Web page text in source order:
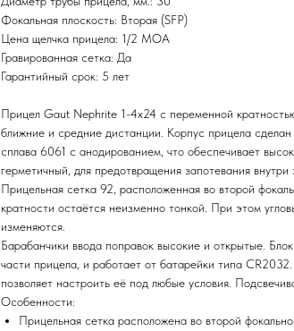
Фокальная плоскость: Вторая (SFP)
Цена щелчка прицела: 1/2 MOA
Гравированная сетка: Да
Гарантийный срок: 5 лет
Прицел Gaut Nephrite 1-4x24 с переменной
ближние и средние дистанции. Корпус прицела
сплава 6061 с анодированием, что обеспечивает
герметичный, для предотвращения запотевания внутри
Прицельная сетка 92, расположенная во второй
кратности остаётся неизменно тонкой. При этом
изменяются.
Барабанчики ввода поправок высокие и открытые.
части прицела, и работает от батарейки типа
позволяет настроить её под любые условия.
Особенности:
Прицельная сетка расположена во второй